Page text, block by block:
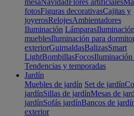
mesaNavidadFlores artificiales
fotosFiguras decorativasCajitas y
joyerosRelojesAmbientadores
Iluminación Lámparas
mueblesIluminación para
exteriorGuirnaldasBalizasSmart
LightBombillasFocosIluminación
Tendencias y temporadas
Jardín
Muebles de jardín Set de jardín
jardínSillas de jardínMesas de
jardínSofás jardínBancos de
exterior